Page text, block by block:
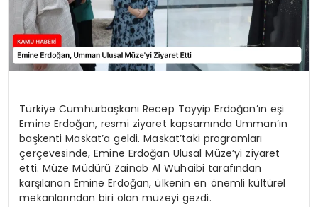
Türkiye Cumhurbaşkanı Recep Tayyip Erdoğan’ın eşi
Emine Erdoğan, resmi ziyaret kapsamında Umman’ın
başkenti Maskat’a geldi. Maskat’taki programları
çerçevesinde, Emine Erdoğan Ulusal Müze’yi ziyaret
etti. Müze Müdürü Zainab Al Wuhaibi tarafından
karşılanan Emine Erdoğan, ülkenin en önemli kültürel
mekanlarından biri olan müzeyi gezdi.